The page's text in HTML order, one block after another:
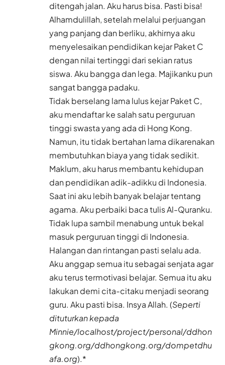
ditengah jalan. Aku harus bisa. Pasti bisa!
Alhamdulillah, setelah melalui perjuangan
yang panjang dan berliku, akhirnya aku
menyelesaikan pendidikan kejar Paket C
dengan nilai tertinggi dari sekian ratus
siswa. Aku bangga dan lega. Majikanku pun
sangat bangga padaku.
Tidak berselang lama lulus kejar Paket C,
aku mendaftar ke salah satu perguruan
tinggi swasta yang ada di Hong Kong.
Namun, itu tidak bertahan lama dikarenakan
membutuhkan biaya yang tidak sedikit.
Maklum, aku harus membantu kehidupan
dan pendidikan adik-adikku di Indonesia.
Saat ini aku lebih banyak belajar tentang
agama. Aku perbaiki baca tulis Al-Quranku.
Tidak lupa sambil menabung untuk bekal
masuk perguruan tinggi di Indonesia.
Halangan dan rintangan pasti selalu ada.
Aku anggap semua itu sebagai senjata agar
aku terus termotivasi belajar. Semua itu aku
lakukan demi cita-citaku menjadi seorang
guru. Aku pasti bisa. Insya Allah. (Seperti
dituturkan kepada
Minnie/localhost/project/personal/ddhon
gkong.org/ddhongkong.org/dompetdhu
afa.org).*